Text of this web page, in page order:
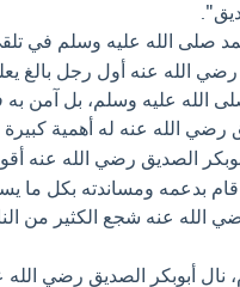
صلى الله عليه وسلم في
الله عنه أول رجل بالغ
الله عليه وسلم، بل آمن به
رضي الله عنه له أهمية كبيرة
الصديق رضي الله عنه
بدعمه ومساندته بكل ما
الله عنه شجع الكثير من
نال أبوبكر الصديق رضي